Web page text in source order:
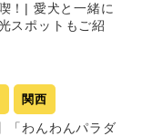
！| 愛犬と一緒に
スポットもご紹
関西
「わんわんパラダ